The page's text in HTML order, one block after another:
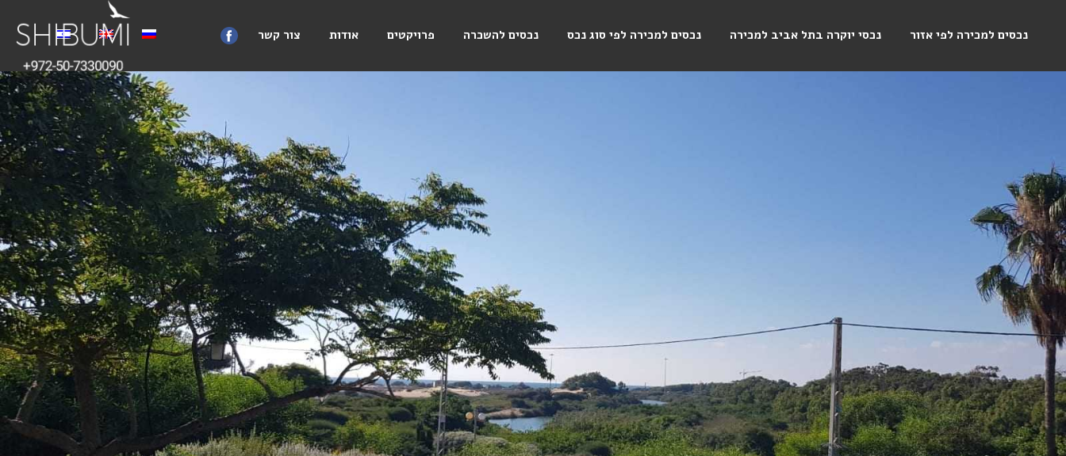
נכסים למכירה לפי אזור נכסי יוקרה בתל אביב למכירה נכסים למכירה לפי סוג נכס נכסים להשכרה פרויקטים אודות צור קשר